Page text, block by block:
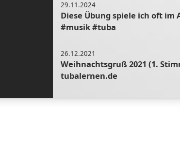
29.11.2024
Diese Übung spiele ich oft im
#musik #tuba
26.12.2021
Weihnachtsgruß 2021 (1.
tubalernen.de